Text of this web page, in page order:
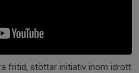
fritid, stöttar initiativ inom idrott